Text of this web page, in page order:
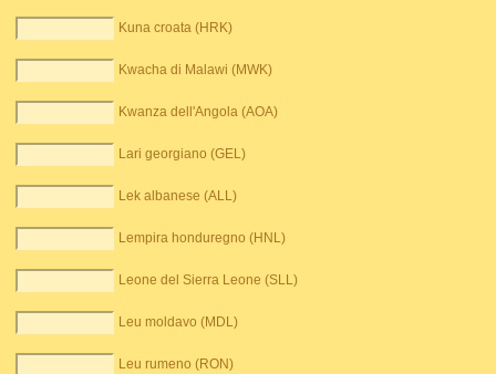
Kuna croata (HRK)
Kwacha di Malawi (MWK)
Kwanza dell'Angola (AOA)
Lari georgiano (GEL)
Lek albanese (ALL)
Lempira honduregno (HNL)
Leone del Sierra Leone (SLL)
Leu moldavo (MDL)
Leu rumeno (RON)